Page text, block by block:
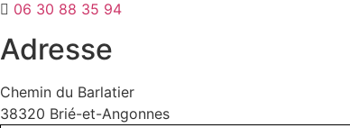
06 30 88 35 94
Adresse
Chemin du Barlatier
38320 Brié-et-Angonnes